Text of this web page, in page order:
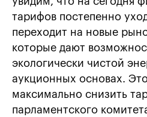
тарифов постепенно
переходит на новые
которые дают
экологически чистой
аукционных основах.
максимально снизить
парламентского